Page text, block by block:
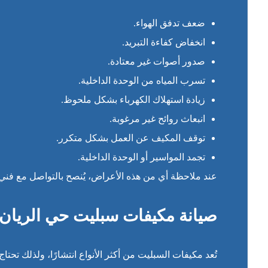
ضعف تدفق الهواء.
انخفاض كفاءة التبريد.
صدور أصوات غير معتادة.
تسرب المياه من الوحدة الداخلية.
زيادة استهلاك الكهرباء بشكل ملحوظ.
انبعاث روائح غير مرغوبة.
توقف المكيف عن العمل بشكل متكرر.
تجمد المواسير أو الوحدة الداخلية.
عند ملاحظة أي من هذه الأعراض، يُنصح بالتواصل مع
صيانة مكيفات سبليت حي
تُعد مكيفات السبليت من أكثر الأنواع انتشارًا، ولذلك